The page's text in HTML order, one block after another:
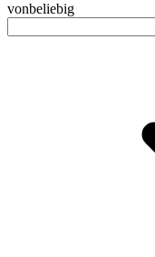
vonbeliebig